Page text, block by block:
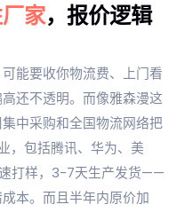
家，报价逻辑
能要收你物流费、上门看
还不透明。而像雅森漫这
中采购和全国物流网络把
，包括腾讯、华为、美
打样，3-7天生产发货——
本。而且半年内原价加